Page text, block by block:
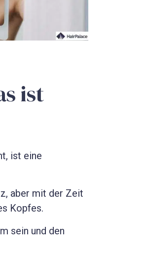
ist
ist eine
aber mit der Zeit
Kopfes.
sein und den